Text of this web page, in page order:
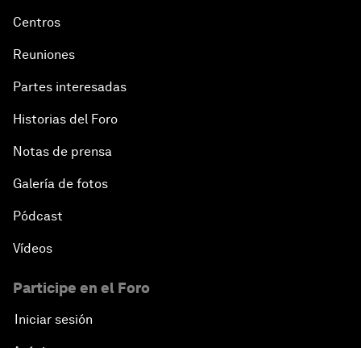
Centros
Reuniones
Partes interesadas
Historias del Foro
Notas de prensa
Galería de fotos
Pódcast
Vídeos
Participe en el Foro
Iniciar sesión